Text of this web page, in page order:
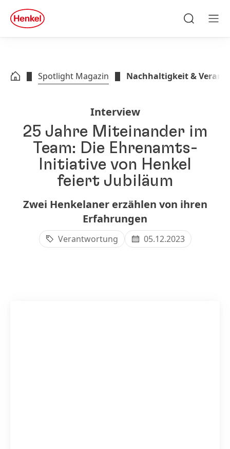
Zu Footer springen
quick
search
Spotlight Magazin Nachhaltigkeit &
Interview
25 Jahre Miteinander im
Team: Die Ehrenamts-
Initiative von Henkel
feiert Jubiläum
Zwei Henkelaner erzählen von ihren
Erfahrungen
Verantwortung 05.12.2023